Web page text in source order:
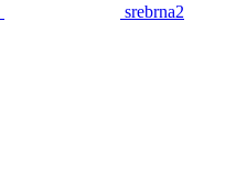
srebrna2